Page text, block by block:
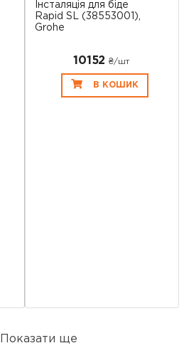
Інсталяція для біде
Rapid SL (38553001),
Grohe
10152 ₴/шт
В КОШИК
Показати ще